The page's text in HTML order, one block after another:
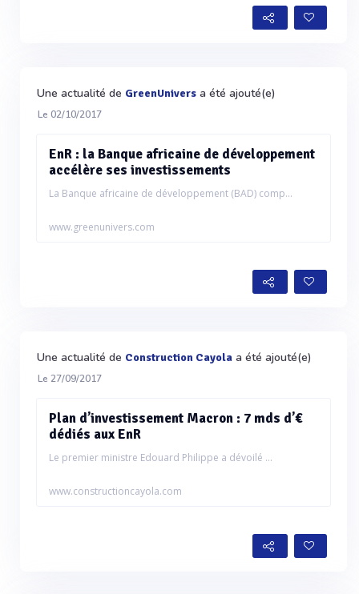
Une actualité de GreenUnivers a été ajouté(e)
Le 02/10/2017
EnR : la Banque africaine de développement
accélère ses investissements
La Banque africaine de développement (BAD) comp...
www.greenunivers.com
Une actualité de Construction Cayola a été ajouté(e)
Le 27/09/2017
Plan d’investissement Macron : 7 mds d’€
dédiés aux EnR
Le premier ministre Edouard Philippe a dévoilé ...
www.constructioncayola.com